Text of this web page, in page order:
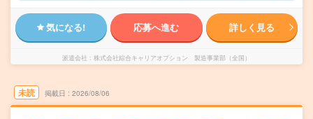
気になる! 応募へ進む 詳しく見る
派遣会社 株式会社綜合キャリアオプション 製造事業部（全国）
未読 掲載日 2026/08/06